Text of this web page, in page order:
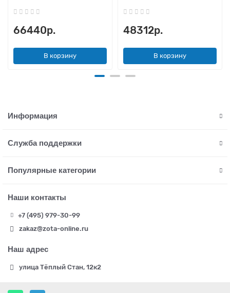
66440р.
В корзину
48312р.
В корзину
Информация
Служба поддержки
Популярные категории
Наши контакты
+7 (495) 979-30-99
zakaz@zota-online.ru
Наш адрес
улица Тёплый Стан, 12к2